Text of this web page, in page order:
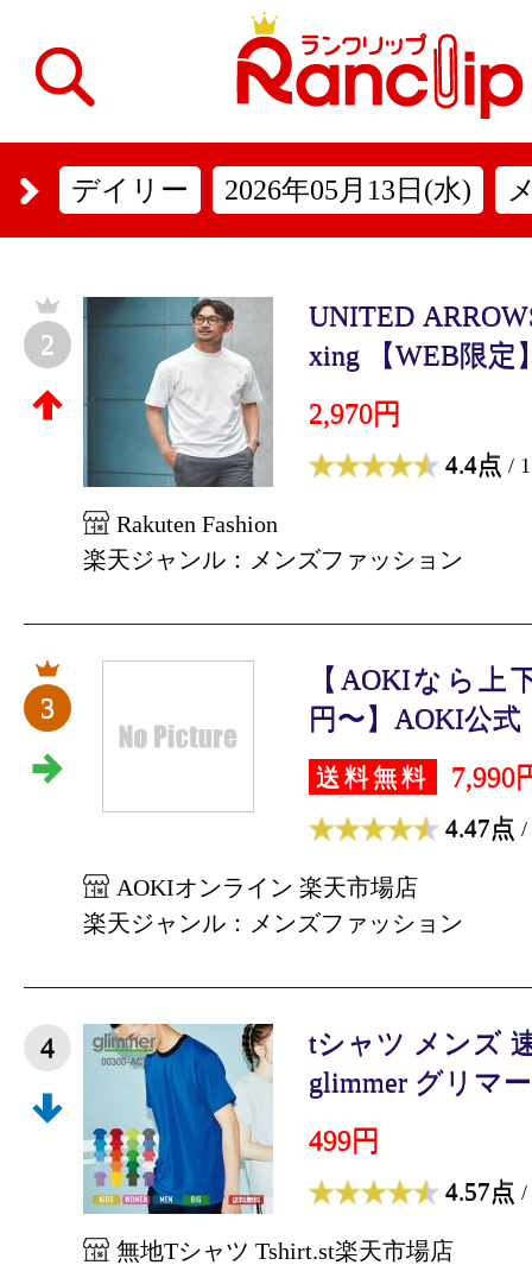
デイリー 2026年05月13日(水)
2
UNITED
xing 【WEB限定
2,970円
4.4点 /
Rakuten Fashion
楽天ジャンル：メンズファッション
3
【AOKIなら上
円〜】AOKI公式
送料無料 7,990
4.47点 /
AOKIオンライン 楽天市場店
楽天ジャンル：メンズファッション
4
tシャツ メンズ
glimmer グリマ
499円
4.57点 /
無地Tシャツ Tshirt.st楽天市場店